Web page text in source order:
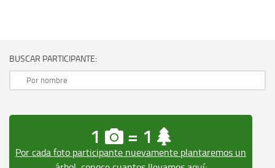
BUSCAR PARTICIPANTE:
1 = 1
Por cada foto participante nuevamente plantaremos un